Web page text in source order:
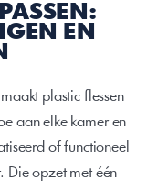
EN
plastic flessen
aan elke kamer en
of functioneel
Die opzet met één